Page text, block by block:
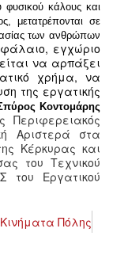
φυσικού κάλους και
μετατρέπονται σε
των ανθρώπων
εγχώριο
να αρπάξει
χρήμα, να
της εργατικής
Κοντομάρης
Περιφερειακός
Αριστερά στα
Κέρκυρας και
του Τεχνικού
του Εργατικού
Κινήματα Πόλης